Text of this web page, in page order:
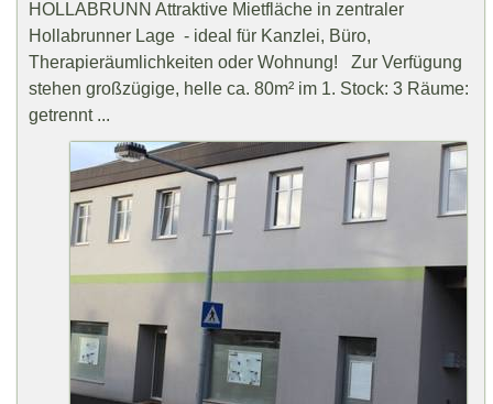
HOLLABRUNN Attraktive Mietfläche in zentraler
Hollabrunner Lage - ideal für Kanzlei, Büro,
Therapieräumlichkeiten oder Wohnung! Zur Verfügung
stehen großzügige, helle ca. 80m² im 1. Stock: 3 Räume:
getrennt ...